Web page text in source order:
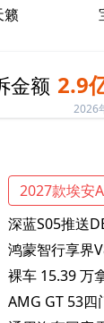
籁
金额 2.9
2026
2027款埃安
深蓝S05推送
鸿蒙智行享界
裸车 15.39 万
AMG GT 53